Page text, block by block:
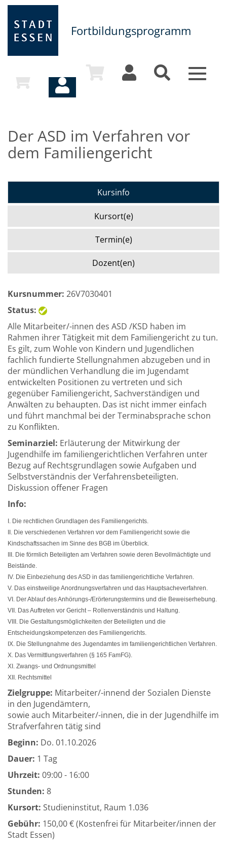
Fortbildungsprogramm
Toggle
Der ASD im Verfahren vor
dem Familiengericht
Kursinfo
Kursort(e)
Termin(e)
Dozent(en)
Kursnummer: 26V7030401
Status:
Alle Mitarbeiter/-innen des ASD /KSD haben im
Rahmen ihrer Tätigkeit mit dem Familiengericht zu tun.
Es gilt, zum Wohle von Kindern und Jugendlichen
fachlich fundierte Stellungnahmen abzugeben und in
der mündlichen Verhandlung die im Jugendamt
entwickelten Positionen zu vertreten und sich
gegenüber Familiengericht, Sachverständigen und
Anwälten zu behaupten. Das ist nicht immer einfach
und führt manchmal bei der Terminabsprache schon
zu Konflikten.
Seminarziel: Erläuterung der Mitwirkung der
Jugendhilfe im familiengerichtlichen Verfahren unter
Bezug auf Rechtsgrundlagen sowie Aufgaben und
Selbstverständnis der Verfahrensbeteiligten.
Diskussion offener Fragen
Info:
I. Die rechtlichen Grundlagen des Familiengerichts.
II. Die verschiedenen Verfahren vor dem Familiengericht sowie die
Kindschaftssachen im Sinne des BGB im Überblick.
III. Die förmlich Beteiligten am Verfahren sowie deren Bevollmächtigte und
Beistände.
IV. Die Einbeziehung des ASD in das familiengerichtliche Verfahren.
V. Das einstweilige Anordnungsverfahren und das Hauptsacheverfahren.
VI. Der Ablauf des Anhörungs-/Erörterungstermins und die Beweiserhebung.
VII. Das Auftreten vor Gericht – Rollenverständnis und Haltung.
VIII. Die Gestaltungsmöglichkeiten der Beteiligten und die
Entscheidungskompetenzen des Familiengerichts.
IX. Die Stellungnahme des Jugendamtes im familiengerichtlichen Verfahren.
X. Das Vermittlungsverfahren (§ 165 FamFG).
XI. Zwangs- und Ordnungsmittel
XII. Rechtsmittel
Zielgruppe: Mitarbeiter/-innend der Sozialen Dienste
in den Jugendämtern,
sowie auch Mitarbeiter/-innen, die in der Jugendhilfe im
Strafverfahren tätig sind
Beginn: Do. 01.10.2026
Dauer: 1 Tag
Uhrzeit: 09:00 - 16:00
Stunden: 8
Kursort: Studieninstitut, Raum 1.036
Gebühr: 150,00 € (Kostenfrei für Mitarbeiter/innen der
Stadt Essen)